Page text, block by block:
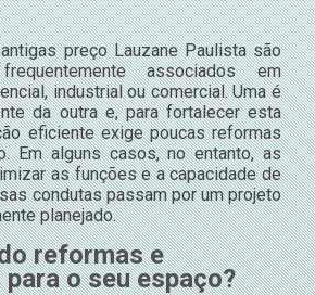
preço Lauzane Paulista são
associados em
industrial ou comercial. Uma é
da outra e, para fortalecer esta
eficiente exige poucas reformas
Em alguns casos, no entanto, as
as funções e a capacidade de
condutas passam por um projeto
planejado.
reformas e
o seu espaço?